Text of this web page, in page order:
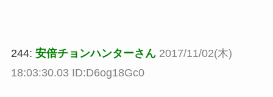
244: 安倍チョンハンターさん 2017/11/02(木)
18:03:30.03 ID:D6og18Gc0